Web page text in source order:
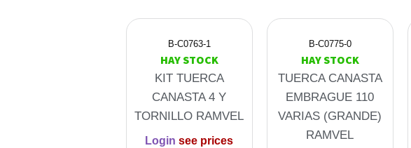
B-C0763-1
HAY STOCK
KIT TUERCA
CANASTA 4 Y
TORNILLO RAMVEL
Login see prices
B-C0775-0
HAY STOCK
TUERCA CANASTA
EMBRAGUE 110
VARIAS (GRANDE)
RAMVEL